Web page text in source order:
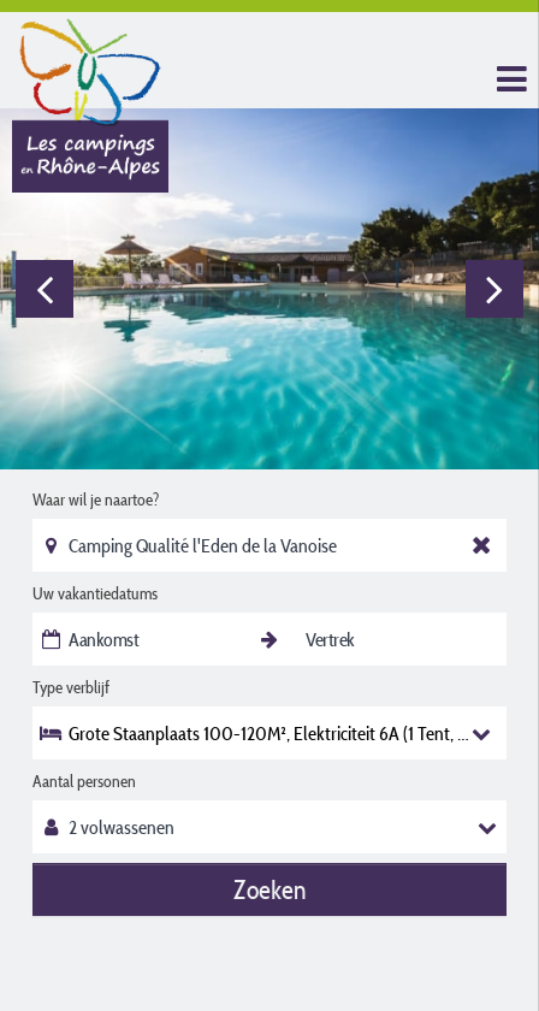
Waar wil je naartoe?
Uw vakantiedatums
Type verblijf
Grote Staanplaats 100-120M², Elektriciteit 6A (1 Tent, 1
Aantal personen
Zoeken